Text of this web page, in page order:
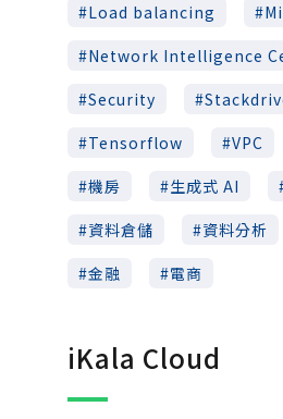
Load balancing
Network Intelligence
Security
Tensorflow
VPC
機房
生成式 AI
資料倉儲
資料分析
金融
電商
iKala Cloud